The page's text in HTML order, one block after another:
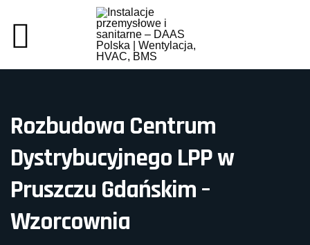
Rozbudowa Centrum
Dystrybucyjnego LPP w
Pruszczu Gdańskim –
Wzorcownia